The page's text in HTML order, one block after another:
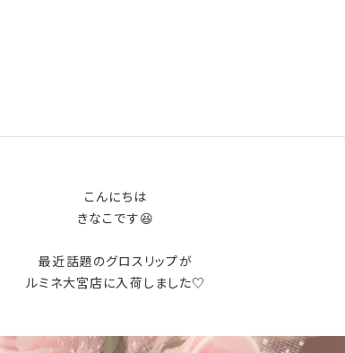
こんにちは
きなこです😆
最近話題のグロスリップが
ルミネ大宮店に入荷しました♡